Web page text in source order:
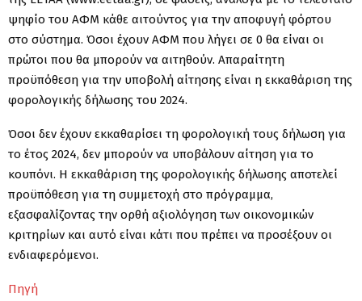
ψηφίο του ΑΦΜ κάθε αιτούντος για την αποφυγή φόρτου
στο σύστημα. Όσοι έχουν ΑΦΜ που λήγει σε 0 θα είναι οι
πρώτοι που θα μπορούν να αιτηθούν. Απαραίτητη
προϋπόθεση για την υποβολή αίτησης είναι η εκκαθάριση της
φορολογικής δήλωσης του 2024.
Όσοι δεν έχουν εκκαθαρίσει τη φορολογική τους δήλωση για
το έτος 2024, δεν μπορούν να υποβάλουν αίτηση για το
κουπόνι. Η εκκαθάριση της φορολογικής δήλωσης αποτελεί
προϋπόθεση για τη συμμετοχή στο πρόγραμμα,
εξασφαλίζοντας την ορθή αξιολόγηση των οικονομικών
κριτηρίων και αυτό είναι κάτι που πρέπει να προσέξουν οι
ενδιαφερόμενοι.
Πηγή